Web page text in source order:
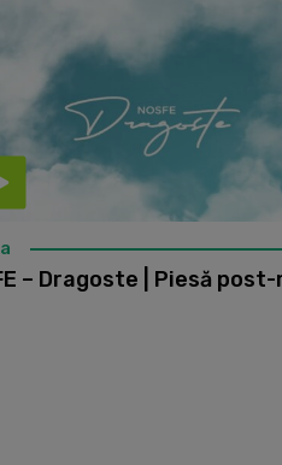
– Dragoste | Piesă